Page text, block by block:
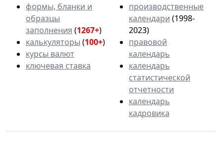
формы, бланки и
образцы
заполнения (1267+)
калькуляторы (100+)
курсы валют
ключевая ставка
производственные
календари (1998-
2023)
правовой
календарь
календарь
статистической
отчетности
календарь
кадровика